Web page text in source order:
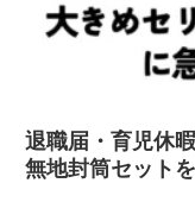
退職届・育児休
無地封筒セット